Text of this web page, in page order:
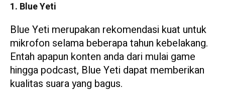
1. Blue Yeti
Blue Yeti merupakan rekomendasi kuat untuk
mikrofon selama beberapa tahun kebelakang.
Entah apapun konten anda dari mulai game
hingga podcast, Blue Yeti dapat memberikan
kualitas suara yang bagus.